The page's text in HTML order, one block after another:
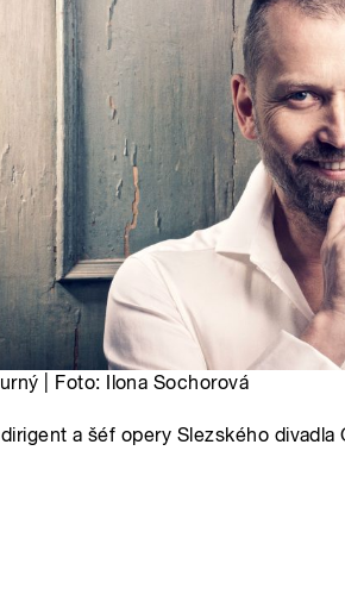
| Foto: Ilona Sochorová
a šéf opery Slezského divadla